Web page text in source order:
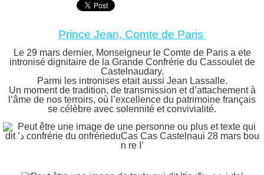
Prince Jean, Comte de Paris
Le 29 mars dernier, Monseigneur le Comte de Paris a ete
intronisé dignitaire de la Grande Confrérie du Cassoulet de
Castelnaudary.
Parmi les intronises etait aussi Jean Lassalle.
Un moment de tradition, de transmission et d’attachement à
l’âme de nos terroirs, où l’excellence du patrimoine français
se célèbre avec solennité et convivialité.